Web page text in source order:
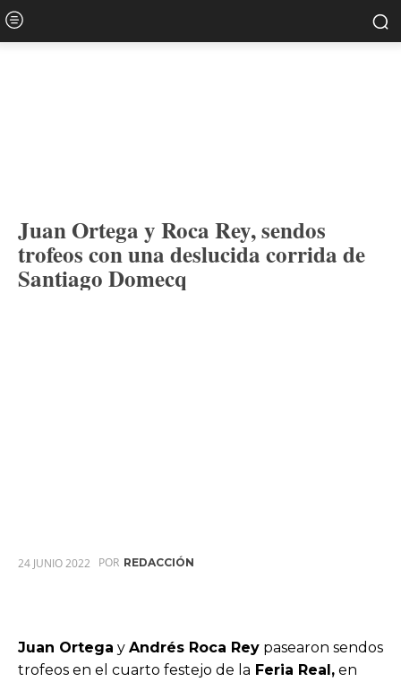
Juan Ortega y Roca Rey, sendos
trofeos con una deslucida corrida de
Santiago Domecq
24 JUNIO 2022 POR REDACCIÓN
Juan Ortega y Andrés Roca Rey pasearon sendos
trofeos en el cuarto festejo de la Feria Real, en